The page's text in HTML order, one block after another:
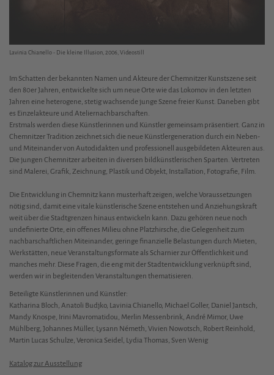
Lavinia Chianello - Die kleine Illusion, 2006, Videostill
Im Schatten der bekannten Namen und Akteure der Chemnitzer Kunstszene seit
den 80er Jahren, entwickelte sich um neue Orte wie das Lokomov in den letzten
Jahren eine heterogene, stetig wachsende junge Szene freier Kunst. Daneben gibt
es Einzelakteure und Ateliernachbarschaften.
Erstmals werden diese Künstlerinnen und Künstler gemeinsam präsentiert. Ganz in
Chemnitzer Tradition zeichnet sich die neue Künstlergeneration durch ein Neben-
und Miteinander von Autodidakten und professionell ausgebildeten Akteuren aus.
Die jungen Chemnitzer arbeiten in diversen bildkünstlerischen Sparten. Vertreten
sind Malerei, Grafik, Zeichnung, Plastik und Objekt, Installation, Fotografie, Film.
Die Entwicklung in Chemnitz kann musterhaft zeigen, welche Voraussetzungen
nötig sind, damit eine vitale künstlerische Szene entstehen und Anziehungskraft
weit über die Stadtgrenzen hinaus entwickeln kann. Dazu gehören neue noch
undefinierte Orte, ein offenes Milieu ohne Platzhirsche, die Gelegenheit zum
nachbarschaftlichen Miteinander, geringe finanzielle Belastungen durch Mieten,
Werkstätten, neue Veranstaltungsformate als Scharnier zur Öffentlichkeit und
manches mehr. Diese Fragen, die eng mit der Stadtentwicklung verknüpft sind,
werden wir in begleitenden Veranstaltungen thematisieren.
Beteiligte Künstlerinnen und Künstler:
Katharina Bloch, Anatoli Budjko, Lavinia Chianello, Michael Goller, Daniel Jantsch,
Mandy Knospe, Irini Mavromatidou, Merlin Messenbrink, André Mimor, Uwe
Mühlberg, Johannes Müller, Lysann Németh, Vivien Nowotsch, Robert Reinhold,
Martin Lucas Schulze, Veronica Seidel, Lydia Thomas, Sven Wenig
Katalog zur Ausstellung